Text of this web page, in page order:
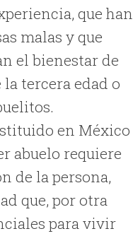
que han
malas y que
el bienestar de
la tercera edad o
en México
abuelo requiere
de la persona,
que, por otra
para vivir